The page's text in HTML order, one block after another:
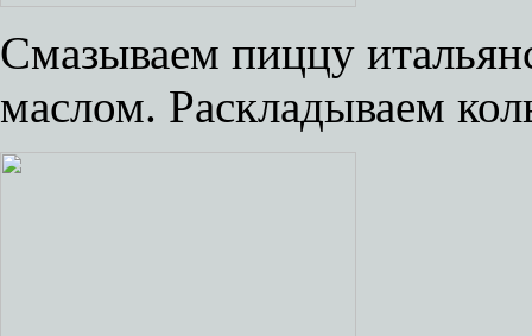
Смазываем пиццу
маслом. Раскладываем